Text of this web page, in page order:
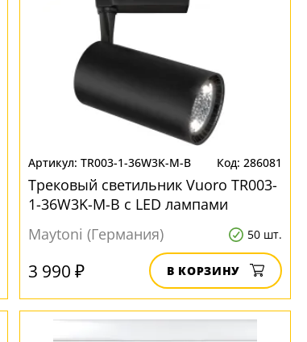
TR003-1-36W3K-M-B 286081
Трековый светильник Vuoro TR003-
1-36W3K-M-B с LED лампами
Maytoni (Германия)
50 шт.
3 990 ₽ В КОРЗИНУ